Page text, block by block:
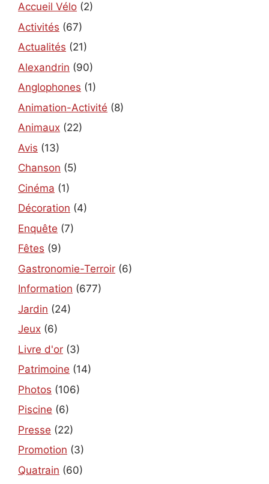
Accueil Vélo (2)
Activités (67)
Actualités (21)
Alexandrin (90)
Anglophones (1)
Animation-Activité (8)
Animaux (22)
Avis (13)
Chanson (5)
Cinéma (1)
Décoration (4)
Enquête (7)
Fêtes (9)
Gastronomie-Terroir (6)
Information (677)
Jardin (24)
Jeux (6)
Livre d'or (3)
Patrimoine (14)
Photos (106)
Piscine (6)
Presse (22)
Promotion (3)
Quatrain (60)